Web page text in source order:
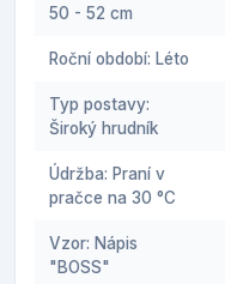
50 - 52 cm
Roční období: Léto
Typ postavy:
Široký hrudník
Údržba: Praní v
pračce na 30 °C
Vzor: Nápis
"BOSS"